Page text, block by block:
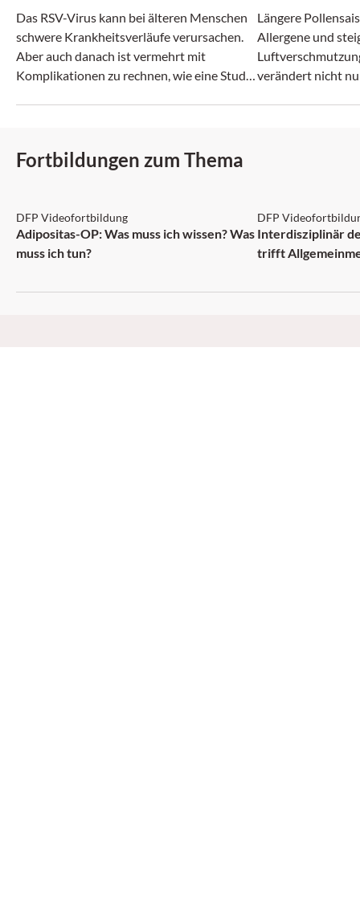
Das RSV-Virus kann bei älteren Menschen
schwere Krankheitsverläufe verursachen.
Aber auch danach ist vermehrt mit
Komplikationen zu rechnen, wie eine Studie
Längere
Allergene und
verändert nicht
Fortbildungen zum Thema
DFP: 2 Punkte
DFP Videofortbildung
Adipositas-OP: Was muss ich wissen? Was
muss ich tun?
DFP
Interdisziplinär
trifft